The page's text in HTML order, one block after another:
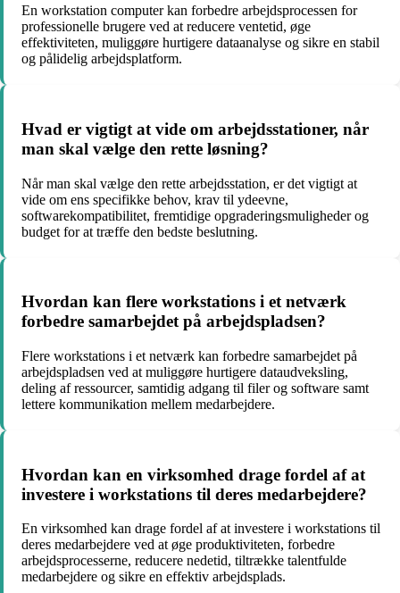
En workstation computer kan forbedre arbejdsprocessen for
professionelle brugere ved at reducere ventetid, øge
effektiviteten, muliggøre hurtigere dataanalyse og sikre en stabil
og pålidelig arbejdsplatform.
Hvad er vigtigt at vide om arbejdsstationer, når
man skal vælge den rette løsning?
Når man skal vælge den rette arbejdsstation, er det vigtigt at
vide om ens specifikke behov, krav til ydeevne,
softwarekompatibilitet, fremtidige opgraderingsmuligheder og
budget for at træffe den bedste beslutning.
Hvordan kan flere workstations i et netværk
forbedre samarbejdet på arbejdspladsen?
Flere workstations i et netværk kan forbedre samarbejdet på
arbejdspladsen ved at muliggøre hurtigere dataudveksling,
deling af ressourcer, samtidig adgang til filer og software samt
lettere kommunikation mellem medarbejdere.
Hvordan kan en virksomhed drage fordel af at
investere i workstations til deres medarbejdere?
En virksomhed kan drage fordel af at investere i workstations til
deres medarbejdere ved at øge produktiviteten, forbedre
arbejdsprocesserne, reducere nedetid, tiltrække talentfulde
medarbejdere og sikre en effektiv arbejdsplads.